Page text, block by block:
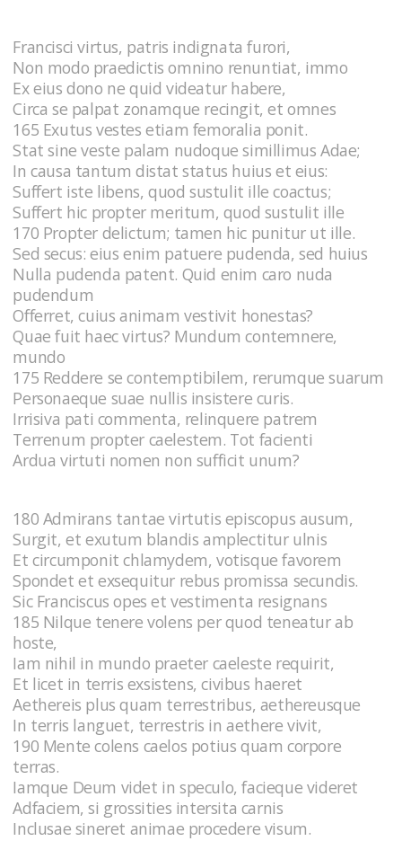
Francisci virtus, patris indignata furori,
Non modo praedictis omnino renuntiat, immo
Ex eius dono ne quid videatur habere,
Circa se palpat zonamque recingit, et omnes
165 Exutus vestes etiam femoralia ponit.
Stat sine veste palam nudoque simillimus Adae;
In causa tantum distat status huius et eius:
Suffert iste libens, quod sustulit ille coactus;
Suffert hic propter meritum, quod sustulit ille
170 Propter delictum; tamen hic punitur ut ille.
Sed secus: eius enim patuere pudenda, sed huius
Nulla pudenda patent. Quid enim caro nuda
pudendum
Offerret, cuius animam vestivit honestas?
Quae fuit haec virtus? Mundum contemnere,
mundo
175 Reddere se contemptibilem, rerumque suarum
Personaeque suae nullis insistere curis.
Irrisiva pati commenta, relinquere patrem
Terrenum propter caelestem. Tot facienti
Ardua virtuti nomen non sufficit unum?
180 Admirans tantae virtutis episcopus ausum,
Surgit, et exutum blandis amplectitur ulnis
Et circumponit chlamydem, votisque favorem
Spondet et exsequitur rebus promissa secundis.
Sic Franciscus opes et vestimenta resignans
185 Nilque tenere volens per quod teneatur ab
hoste,
Iam nihil in mundo praeter caeleste requirit,
Et licet in terris exsistens, civibus haeret
Aethereis plus quam terrestribus, aethereusque
In terris languet, terrestris in aethere vivit,
190 Mente colens caelos potius quam corpore
terras.
Iamque Deum videt in speculo, facieque videret
Adfaciem, si grossities intersita carnis
Inclusae sineret animae procedere visum.